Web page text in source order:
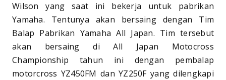
Wilson yang saat ini bekerja untuk pabrikan
Yamaha. Tentunya akan bersaing dengan Tim
Balap Pabrikan Yamaha All Japan. Tim tersebut
akan bersaing di All Japan Motocross
Championship tahun ini dengan pembalap
motorcross YZ450FM dan YZ250F yang dilengkapi